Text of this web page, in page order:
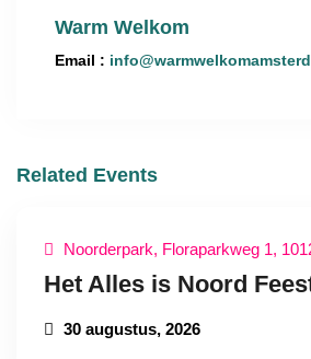
Warm Welkom
Email :
Related Events
Noorderpark, Floraparkweg 1,
Het Alles is Noord
30 augustus, 2026